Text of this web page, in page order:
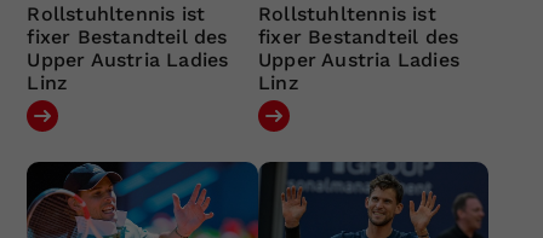
Rollstuhltennis ist
fixer Bestandteil des
Upper Austria Ladies
Linz
Rollstuhltennis ist
fixer Bestandteil des
Upper Austria Ladies
Linz